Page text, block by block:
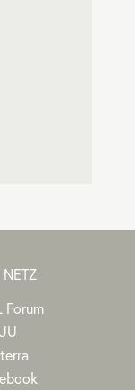
Forum